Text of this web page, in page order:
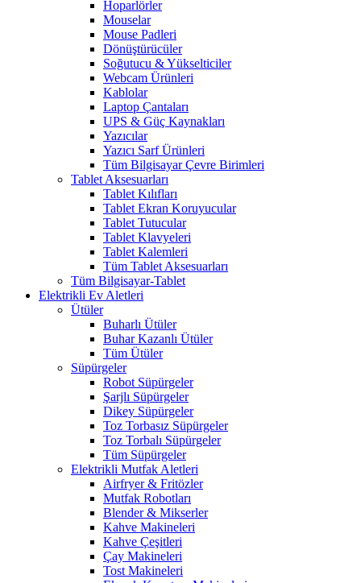
Hoparlörler
Mouselar
Mouse Padleri
Dönüştürücüler
Soğutucu & Yükselticiler
Webcam Ürünleri
Kablolar
Laptop Çantaları
UPS & Güç Kaynakları
Yazıcılar
Yazıcı Sarf Ürünleri
Tüm Bilgisayar Çevre Birimleri
Tablet Aksesuarları
Tablet Kılıfları
Tablet Ekran Koruyucular
Tablet Tutucular
Tablet Klavyeleri
Tablet Kalemleri
Tüm Tablet Aksesuarları
Tüm Bilgisayar-Tablet
Elektrikli Ev Aletleri
Ütüler
Buharlı Ütüler
Buhar Kazanlı Ütüler
Tüm Ütüler
Süpürgeler
Robot Süpürgeler
Şarjlı Süpürgeler
Dikey Süpürgeler
Toz Torbasız Süpürgeler
Toz Torbalı Süpürgeler
Tüm Süpürgeler
Elektrikli Mutfak Aletleri
Airfryer & Fritözler
Mutfak Robotları
Blender & Mikserler
Kahve Makineleri
Kahve Çeşitleri
Çay Makineleri
Tost Makineleri